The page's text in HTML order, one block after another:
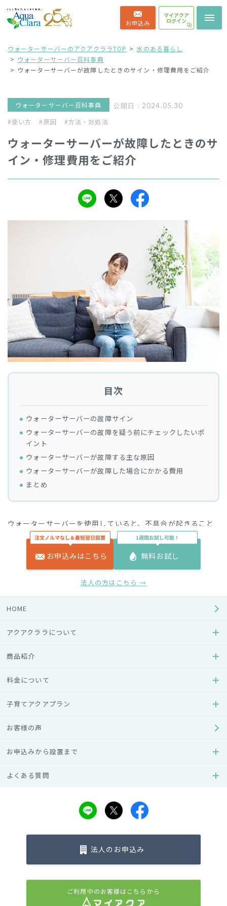
お申込み
マイアクア
ログイン
ウォーターサーバーのアクアクララTOP
水のある暮らし
ウォーターサーバー百科事典
ウォーターサーバーが故障したときのサイン・修理費用をご紹介
ウォーターサーバー百科事典 公開日：2024.05.30
#使い方 #原因 #方法・対処法
ウォーターサーバーが故障したときのサ
イン・修理費用をご紹介
目次
ウォーターサーバーの故障サイン
ウォーターサーバーの故障を疑う前にチェックしたいポ
イント
ウォーターサーバーが故障する主な原因
ウォーターサーバーが故障した場合にかかる費用
まとめ
ウォーターサーバーを使用していると、不具合が起きること
があります。この場合、故障の可能性もありますが、なかに
は間違った使用方法により不具合を起こしていることもあり
そこで今回は、ウォーターサーバーが故障したときのサイン
ます。また、ウォーターサーバーが故障する主な原因につい
以下のような症状が出た場合は、ウォーターサーバーが故障
温水・冷水がぬるい
搭載機能が作動しない
お申込みはこちら 無料お試し
法人の方はこちら →
HOME
アクアクララについて
商品紹介
料金について
子育てアクアプラン
お客様の声
お申込みから設置まで
よくある質問
法人のお申込み
ご利用中のお客様はこちらから